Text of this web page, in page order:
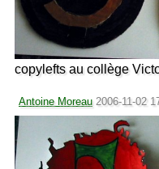
copylefts au collège
Antoine Moreau 2006-11-02